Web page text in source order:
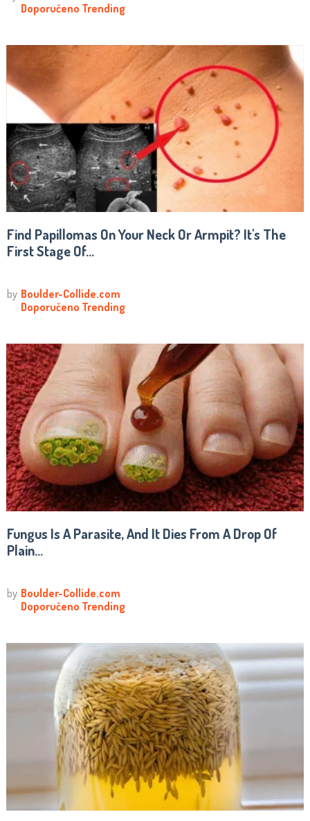
Find Papillomas On Your Neck Or Armpit? It's The
First Stage Of...
Fungus Is A Parasite, And It Dies From A Drop Of
Plain...